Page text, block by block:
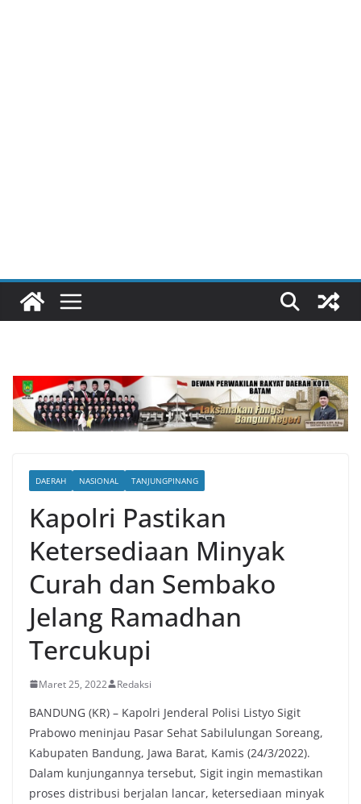
DAERAH NASIONAL TANJUNGPINANG
Kapolri Pastikan
Ketersediaan Minyak
Curah dan Sembako
Jelang Ramadhan
Tercukupi
Maret 25, 2022 Redaksi
BANDUNG (KR) – Kapolri Jenderal Polisi Listyo Sigit
Prabowo meninjau Pasar Sehat Sabilulungan Soreang,
Kabupaten Bandung, Jawa Barat, Kamis (24/3/2022).
Dalam kunjungannya tersebut, Sigit ingin memastikan
proses distribusi berjalan lancar, ketersediaan minyak